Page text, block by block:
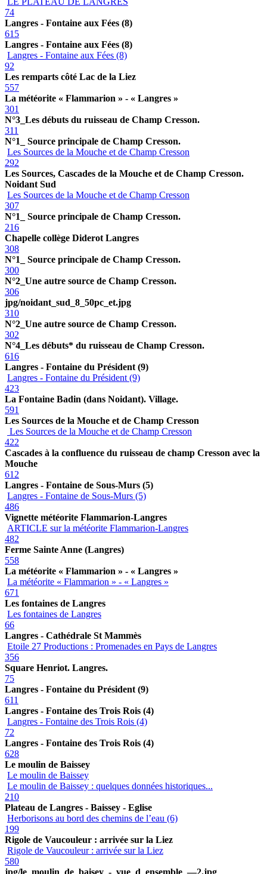
74
Langres - Fontaine aux Fées (8)
615
Langres - Fontaine aux Fées (8)
Langres - Fontaine aux Fées (8)
92
Les remparts côté Lac de la Liez
557
La météorite « Flammarion » - « Langres »
301
N°3_Les débuts du ruisseau de Champ Cresson.
311
N°1_ Source principale de Champ Cresson.
Les Sources de la Mouche et de Champ Cresson
292
Les Sources, Cascades de la Mouche et de Champ Cresson.
Noidant Sud
Les Sources de la Mouche et de Champ Cresson
307
N°1_ Source principale de Champ Cresson.
216
Chapelle collège Diderot Langres
308
N°1_ Source principale de Champ Cresson.
300
N°2_Une autre source de Champ Cresson.
306
jpg/noidant_sud_8_50pc_et.jpg
310
N°2_Une autre source de Champ Cresson.
302
N°4_Les débuts* du ruisseau de Champ Cresson.
616
Langres - Fontaine du Président (9)
Langres - Fontaine du Président (9)
423
La Fontaine Badin (dans Noidant). Village.
591
Les Sources de la Mouche et de Champ Cresson
Les Sources de la Mouche et de Champ Cresson
422
Cascades à la confluence du ruisseau de champ Cresson avec la
Mouche
612
Langres - Fontaine de Sous-Murs (5)
Langres - Fontaine de Sous-Murs (5)
486
Vignette météorite Flammarion-Langres
ARTICLE sur la météorite Flammarion-Langres
482
Ferme Sainte Anne (Langres)
558
La météorite « Flammarion » - « Langres »
La météorite « Flammarion » - « Langres »
671
Les fontaines de Langres
Les fontaines de Langres
66
Langres - Cathédrale St Mammès
Etoile 27 Productions : Promenades en Pays de Langres
356
Square Henriot. Langres.
75
Langres - Fontaine du Président (9)
611
Langres - Fontaine des Trois Rois (4)
Langres - Fontaine des Trois Rois (4)
72
Langres - Fontaine des Trois Rois (4)
628
Le moulin de Baissey
Le moulin de Baissey
Le moulin de Baissey : quelques données historiques...
210
Plateau de Langres - Baissey - Eglise
Herborisons au bord des chemins de l’eau (6)
199
Rigole de Vaucouleur : arrivée sur la Liez
Rigole de Vaucouleur : arrivée sur la Liez
580
jpg/le_moulin_de_baisey_-_vue_d_ensemble_—2.jpg